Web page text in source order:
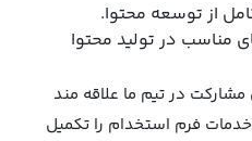
از توسعه محتوا.
مناسب در تولید محتوا
مشارکت در تیم ما علاقه مند
فرم استخدام را تکمیل